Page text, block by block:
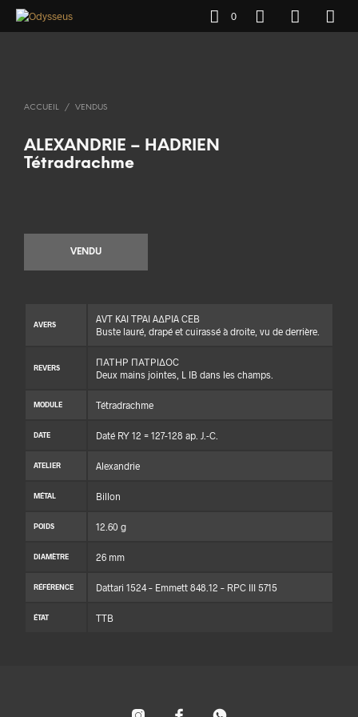
0
ACCUEIL / VENDUS
ALEXANDRIE – HADRIEN
Tétradrachme
VENDU
AVERS
AVT KAI TPAI AΔPIA CEB
Buste lauré, drapé et cuirassé à droite, vu de derrière.
REVERS
ΠΑΤΗΡ ΠΑΤΡΙΔΟC
Deux mains jointes, L IB dans les champs.
MODULE Tétradrachme
DATE Daté RY 12 = 127-128 ap. J.-C.
ATELIER Alexandrie
MÉTAL Billon
POIDS 12.60 g
DIAMÈTRE 26 mm
RÉFÉRENCE Dattari 1524 – Emmett 848.12 – RPC III 5715
ÉTAT TTB